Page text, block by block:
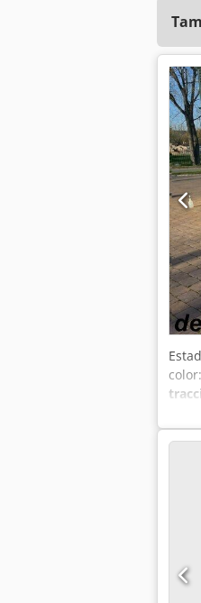
color:
su